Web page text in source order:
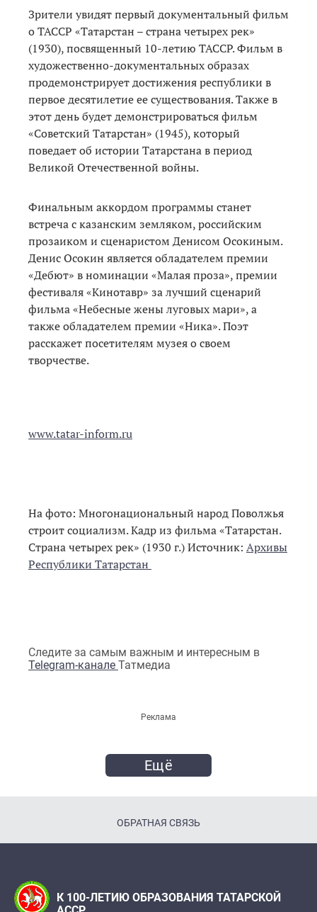
Зрители увидят первый документальный фильм
о ТАССР «Татарстан – страна четырех рек»
(1930), посвященный 10-летию ТАССР. Фильм в
художественно-документальных образах
продемонстрирует достижения республики в
первое десятилетие ее существования. Также в
этот день будет демонстрироваться фильм
«Советский Татарстан» (1945), который
поведает об истории Татарстана в период
Великой Отечественной войны.
Финальным аккордом программы станет
встреча с казанским земляком, российским
прозаиком и сценаристом Денисом Осокиным.
Денис Осокин является обладателем премии
«Дебют» в номинации «Малая проза», премии
фестиваля «Кинотавр» за лучший сценарий
фильма «Небесные жены луговых мари», а
также обладателем премии «Ника». Поэт
расскажет посетителям музея о своем
творчестве.
www.tatar-inform.ru
На фото: Многонациональный народ Поволжья
строит социализм. Кадр из фильма «Татарстан.
Страна четырех рек» (1930 г.) Источник: Архивы
Республики Татарстан
Следите за самым важным и интересным в
Telegram-канале Татмедиа
Реклама
Ещё
ОБРАТНАЯ СВЯЗЬ
К 100-ЛЕТИЮ ОБРАЗОВАНИЯ ТАТАРСКОЙ